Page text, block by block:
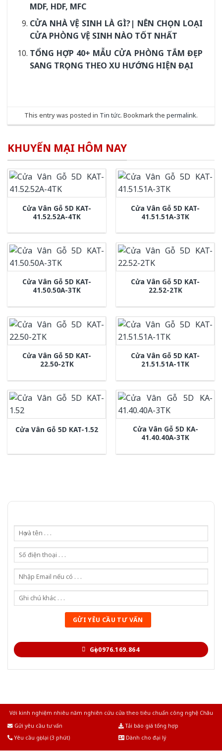
MDF, HDF, MFC
CỬA NHÀ VỆ SINH LÀ GÌ?| NÊN CHỌN LOẠI
CỬA PHÒNG VỆ SINH NÀO TỐT NHẤT
TỔNG HỢP 40+ MẪU CỬA PHÒNG TẮM ĐẸP
SANG TRỌNG THEO XU HƯỚNG HIỆN ĐẠI
This entry was posted in Tin tức. Bookmark the permalink.
KHUYẾN MẠI HÔM NAY
Cửa Vân Gỗ 5D KAT-
41.52.52A-4TK
Cửa Vân Gỗ 5D KAT-
41.51.51A-3TK
Cửa Vân Gỗ 5D KAT-
41.50.50A-3TK
Cửa Vân Gỗ 5D KAT-
22.52-2TK
Cửa Vân Gỗ 5D KAT-
22.50-2TK
Cửa Vân Gỗ 5D KAT-
21.51.51A-1TK
Cửa Vân Gỗ 5D KAT-1.52
Cửa Vân Gỗ 5D KA-
41.40.40A-3TK
Gọi 0976.169.864
Với kinh nghiệm nhiêu năm nghiên cứu cửa theo tiêu chuẩn công nghệ Châu
Gửi yêu cầu tư vấn
Tải báo giá tổng hợp
Yêu cầu gọi lại (3 phút)
Dành cho đại lý